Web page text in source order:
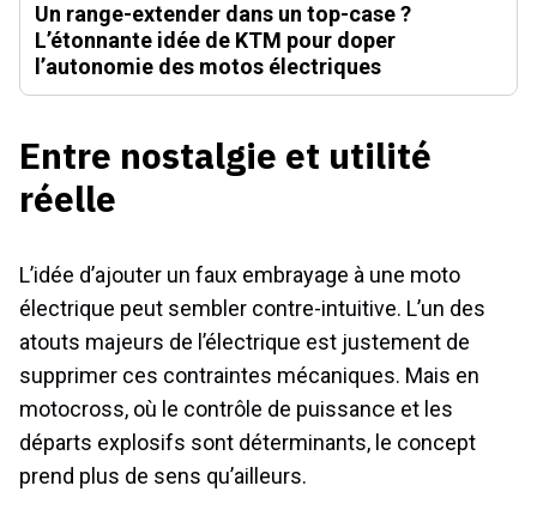
Un range-extender dans un top-case ?
L’étonnante idée de KTM pour doper
l’autonomie des motos électriques
Entre nostalgie et utilité
réelle
L’idée d’ajouter un faux embrayage à une moto
électrique peut sembler contre-intuitive. L’un des
atouts majeurs de l’électrique est justement de
supprimer ces contraintes mécaniques. Mais en
motocross, où le contrôle de puissance et les
départs explosifs sont déterminants, le concept
prend plus de sens qu’ailleurs.